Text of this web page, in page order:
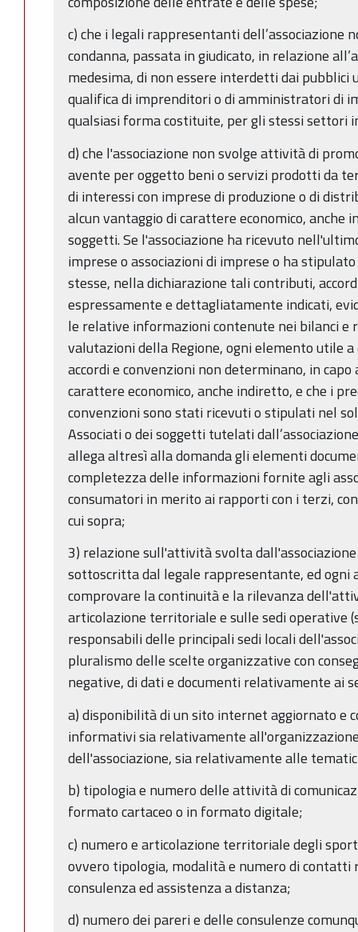
c) che i legali rappresentanti dell’associazione
condanna, passata in giudicato, in relazione
medesima, di non essere interdetti dai
qualifica di imprenditori o di amministratori di
qualsiasi forma costituite, per gli stessi settori
d) che l'associazione non svolge attività di
avente per oggetto beni o servizi prodotti da
di interessi con imprese di produzione o di
alcun vantaggio di carattere economico,
soggetti. Se l'associazione ha ricevuto
imprese o associazioni di imprese o ha
stesse, nella dichiarazione tali contributi,
espressamente e dettagliatamente indicati,
le relative informazioni contenute nei bilanci e
valutazioni della Regione, ogni elemento utile
accordi e convenzioni non determinano, in capo
carattere economico, anche indiretto, e che i
convenzioni sono stati ricevuti o stipulati nel
Associati o dei soggetti tutelati
allega altresì alla domanda gli elementi
completezza delle informazioni fornite agli
consumatori in merito ai rapporti con i terzi,
cui sopra;
3) relazione sull'attività svolta
sottoscritta dal legale rappresentante, ed ogni
comprovare la continuità e la rilevanza
articolazione territoriale e sulle sedi operative
responsabili delle principali sedi locali
pluralismo delle scelte organizzative con
negative, di dati e documenti relativamente ai
a) disponibilità di un sito internet aggiornato e
informativi sia relativamente
dell'associazione, sia relativamente alle
b) tipologia e numero delle attività di
formato cartaceo o in formato digitale;
c) numero e articolazione territoriale degli
ovvero tipologia, modalità e numero di
consulenza ed assistenza a distanza;
d) numero dei pareri e delle consulenze